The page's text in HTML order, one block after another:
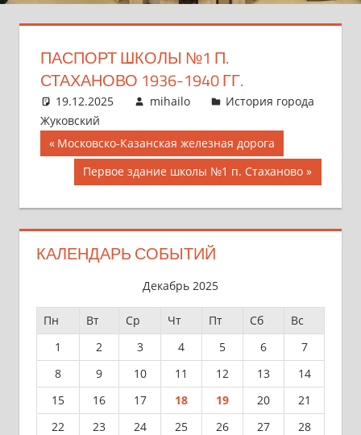
ПАСПОРТ ШКОЛЫ №1 П.
СТАХАНОВО 1936-1940 ГГ.
19.12.2025 mihailo
История города
Жуковский
Навигация
записям
Предыдущая
запись;
Московско-Казанская железная дорога
Следующая
запись:
Первое здание школы №1 п. Стаханово
КАЛЕНДАРЬ СОБЫТИЙ
Декабрь 2025
Пн Вт Ср Чт Пт Сб
Вс
1
2 3 4 5 6
7
8
9 10 11 12 13
14
15
16 17 18 19 20
21
22
23 24 25 26 27
28